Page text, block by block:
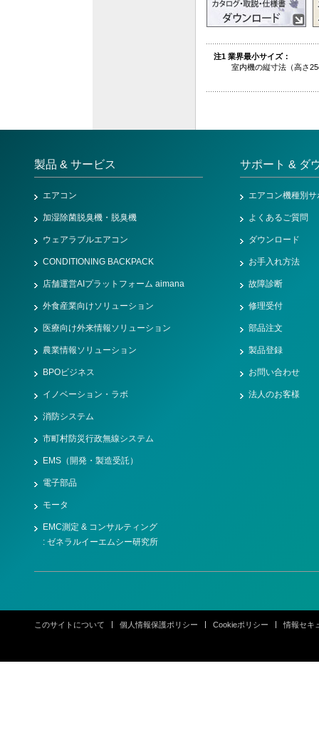
注1 業界最小サイズ：
室内機の縦寸法（高さ
製品 & サービス
エアコン
加湿除菌脱臭機・脱臭機
ウェアラブルエアコン
CONDITIONING BACKPACK
店舗運営AIプラットフォーム aimana
外食産業向けソリューション
医療向け外来情報ソリューション
農業情報ソリューション
BPOビジネス
イノベーション・ラボ
消防システム
市町村防災行政無線システム
EMS（開発・製造受託）
電子部品
モータ
EMC測定 & コンサルティング
: ゼネラルイーエムシー研究所
サポート & ダ
エアコン機種別
よくあるご質問
ダウンロード
お手入れ方法
故障診断
修理受付
部品注文
製品登録
お問い合わせ
法人のお客様
このサイトについて 個人情報保護ポリシー Cookieポリシー 情報セキ